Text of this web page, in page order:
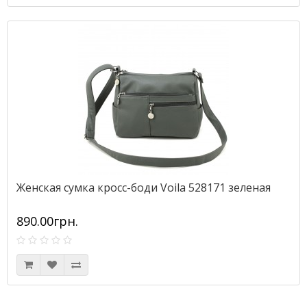
Женская сумка кросс-боди Voila 528171 зеленая
890.00грн.